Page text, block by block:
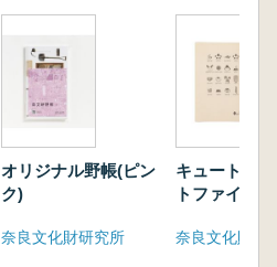
オリジナル野帳(ピン
ク)
奈良文化財研究所
キュートぐ
トファイル
奈良文化財研